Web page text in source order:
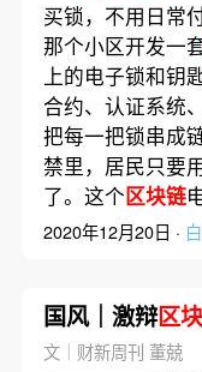
买锁，不用日常
那个小区开发一
上的电子锁和钥
合约、认证系统
把每一把锁串成
禁里，居民只要
了。这个区块链
2020年12月20日 ·
国风｜激辩区
文｜财新周刊 董兢